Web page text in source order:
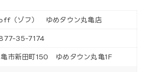
（ゾフ） ゆめタウン丸亀店
35-7174
亀市新田町150 ゆめタウン丸亀1F